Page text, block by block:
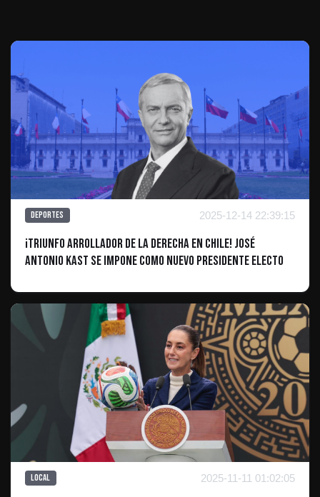
Deportes 2025-12-14 22:39:15
¡Triunfo arrollador de la derecha en Chile! José
Antonio Kast se impone como nuevo presidente electo
Local 2025-11-11 01:02:05